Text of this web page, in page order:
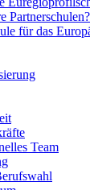
Partnerschulen?
für das
Team